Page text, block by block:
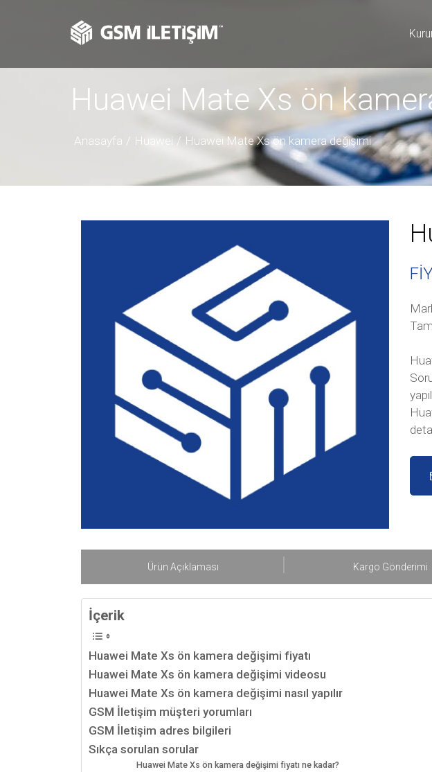
Huawei Mate Xs ön
Anasayfa Huawei Huawei Mate Xs ön kamera değişimi
Ürün Açıklaması Kargo Gönderimi
İçerik
Huawei Mate Xs ön kamera değişimi fiyatı
Huawei Mate Xs ön kamera değişimi videosu
Huawei Mate Xs ön kamera değişimi nasıl yapılır
GSM İletişim müşteri yorumları
GSM İletişim adres bilgileri
Sıkça sorulan sorular
Huawei Mate Xs ön kamera değişimi fiyatı ne kadar?